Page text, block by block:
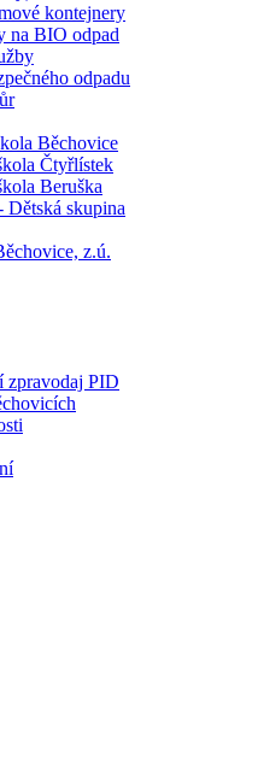
kontejnery
na BIO odpad
odpadu
Běchovice
Čtyřlístek
Beruška
skupina
z.ú.
zpravodaj PID